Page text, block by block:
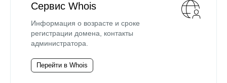
Сервис Whois
Информация о возрасте и сроке
регистрации домена, контакты
администратора.
Перейти в Whois